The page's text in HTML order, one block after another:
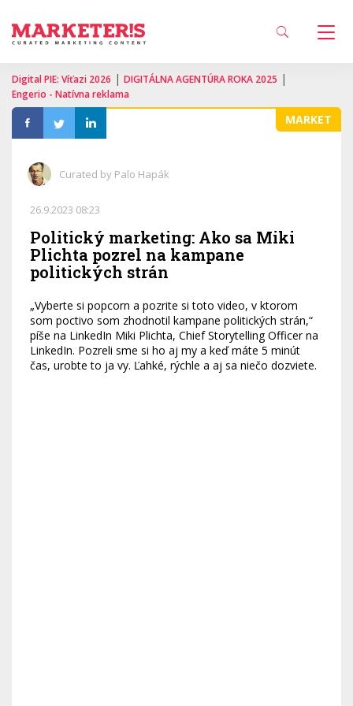
Digital PIE: Víťazi 2026 | DIGITÁLNA AGENTÚRA ROKA 2025 |
Engerio - Natívna reklama
MARKET
Curated by Palo Hapák
26.9.2023 08:23
Politický marketing: Ako sa Miki
Plichta pozrel na kampane
politických strán
„Vyberte si popcorn a pozrite si toto video, v ktorom
som poctivo som zhodnotil kampane politických strán,“
píše na LinkedIn Miki Plichta, Chief Storytelling Officer na
LinkedIn. Pozreli sme si ho aj my a keď máte 5 minút
čas, urobte to ja vy. Ľahké, rýchle a aj sa niečo dozviete.